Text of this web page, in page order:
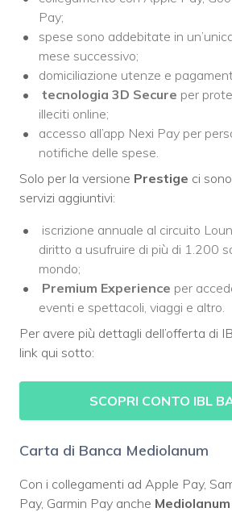
Pay;
spese sono addebitate in
mese successivo;
domiciliazione utenze e
tecnologia 3D Secure per
illeciti online;
accesso all’app Nexi Pay per
notifiche delle spese.
Solo per la versione Prestige ci
servizi aggiuntivi:
iscrizione annuale al circuito
diritto a usufruire di più di 1.200
mondo;
Premium Experience per
eventi e spettacoli, viaggi e altro.
Per avere più dettagli dell’offerta di
link qui sotto:
SCOPRI CONTO IBL
Carta di Banca Mediolanum
Con i collegamenti ad Apple Pay,
Pay, Garmin Pay anche